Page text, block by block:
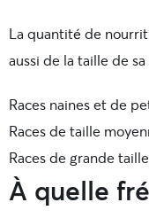
La quantité de
aussi de la taille de sa
Races naines et de
Races de taille
Races de grande
À quelle